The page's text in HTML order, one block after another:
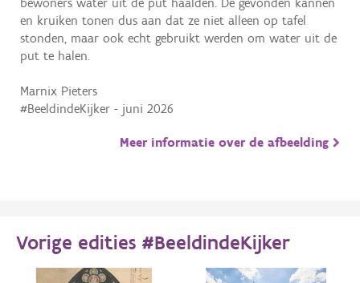
en kruiken tonen dus aan dat ze niet alleen op tafel
stonden, maar ook echt gebruikt werden om water uit de
put te halen.
Marnix Pieters
#BeeldindeKijker - juni 2026
Meer informatie over de afbeelding
Vorige edities #BeeldindeKijker